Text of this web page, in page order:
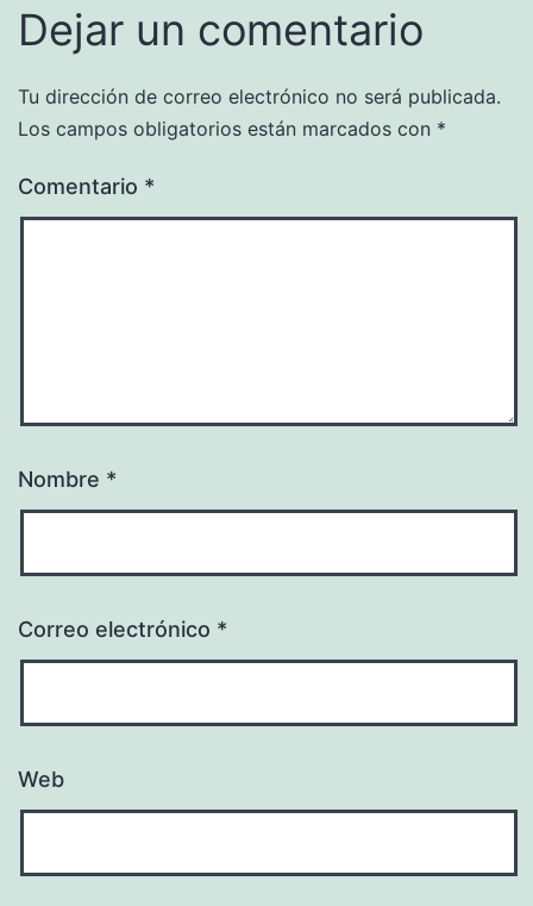
Dejar un comentario
Tu dirección de correo electrónico no será publicada.
Los campos obligatorios están marcados con *
Comentario *
Nombre *
Correo electrónico *
Web